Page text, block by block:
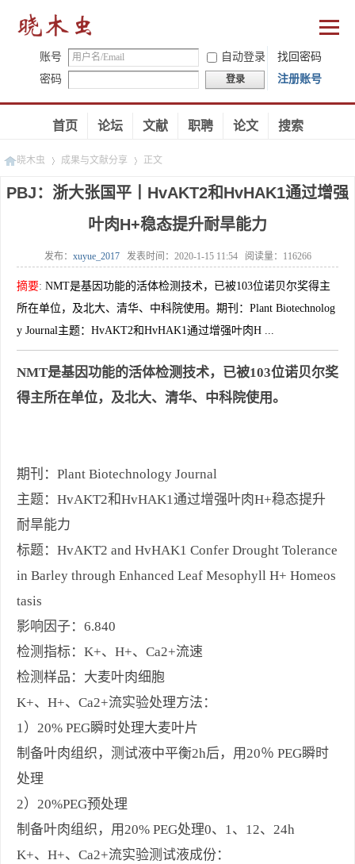
账号 自动登录
找回密码
密码
登录 注册账号
首页 论坛 文献 职聘 论文 搜索
晓木虫 成果与文献分享
»
正文
PBJ：浙大张国平丨HvAKT2和HvHAK1通过增强
叶肉H+稳态提升耐旱能力
发布： xuyue_2017 发表时间： 2020-1-15 11:54 阅读量： 116266
摘要: NMT是基因功能的活体检测技术，已被103位诺贝尔奖得主
所在单位，及北大、清华、中科院使用。期刊：Plant Biotechnolog
y Journal主题：HvAKT2和HvHAK1通过增强叶肉H ...
NMT是基因功能的活体检测技术，已被103位诺贝尔奖
得主所在单位，及北大、清华、中科院使用。
期刊：Plant Biotechnology Journal
主题：HvAKT2和HvHAK1通过增强叶肉H+稳态提升
耐旱能力
标题：HvAKT2 and HvHAK1 Confer Drought Tolerance
in Barley through Enhanced Leaf Mesophyll H+ Homeos
tasis
影响因子：6.840
检测指标：K+、H+、Ca2+流速
检测样品：大麦叶肉细胞
K+、H+、Ca2+流实验处理方法：
1）20% PEG瞬时处理大麦叶片
制备叶肉组织，测试液中平衡2h后，用20％ PEG瞬时
处理
2）20%PEG预处理
制备叶肉组织，用20% PEG处理0、1、12、24h
K+、H+、Ca2+流实验测试液成份：